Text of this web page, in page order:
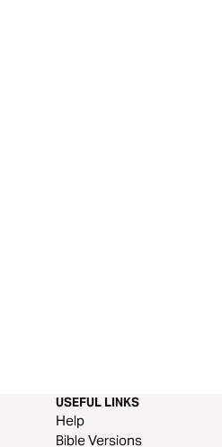
USEFUL LINKS
Help
Bible Versions